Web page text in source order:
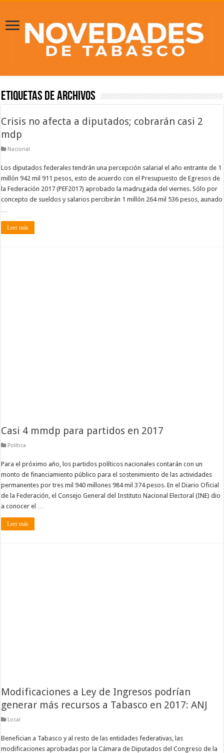
Etiquetas de Archivos
Crisis no afecta a diputados; cobrarán casi 2
mdp
Nacional
Los diputados federales tendrán una percepción salarial el año entrante de 1
millón 942 mil 911 pesos, esto de acuerdo con el Presupuesto de Egresos de
la Federación 2017 (PEF2017) aprobado la madrugada del viernes. Sólo por
concepto de sueldos y salarios percibirán 1 millón 264 mil 536 pesos, aunado
Leer más
Casi 4 mmdp para partidos en 2017
Política
Para el próximo año, los partidos políticos nacionales contarán con un
monto de financiamiento público para el sostenimiento de las actividades
permanentes por tres mil 940 millones 984 mil 374 pesos. En el Diario Oficial
de la Federación, el Consejo General del Instituto Nacional Electoral (INE) dio
a conocer el …
Leer más
Modificaciones a Ley de Ingresos podrían
generar más recursos a Tabasco en 2017: ANJ
Local
Benefician a Tabasco y al resto de las entidades federativas, las
modificaciones aprobadas por la Cámara de Diputados del Congreso de la